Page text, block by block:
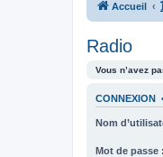
Accueil
Radio
Vous n’avez
CONNEXION
Nom
Mot de passe :